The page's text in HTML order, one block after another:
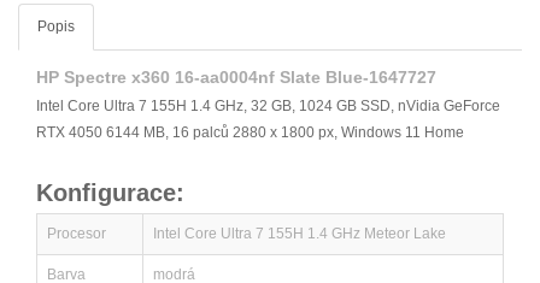
Popis
HP Spectre x360 16-aa0004nf Slate Blue-1647727
Intel Core Ultra 7 155H 1.4 GHz, 32 GB, 1024 GB SSD, nVidia GeForce
RTX 4050 6144 MB, 16 palců 2880 x 1800 px, Windows 11 Home
Konfigurace:
Procesor Intel Core Ultra 7 155H 1.4 GHz Meteor Lake
Barva modrá